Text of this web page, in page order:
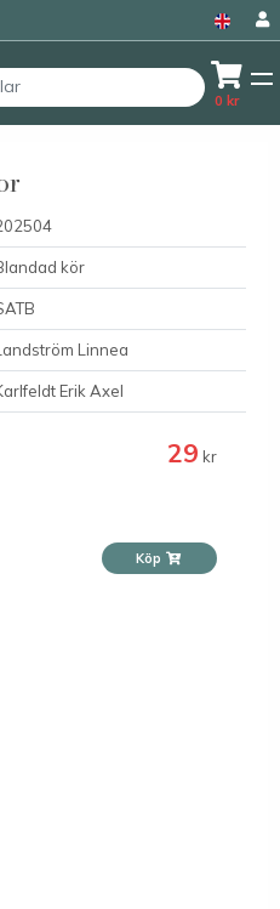
0 kr
kör
Linnea
Erik Axel
29 kr
Köp